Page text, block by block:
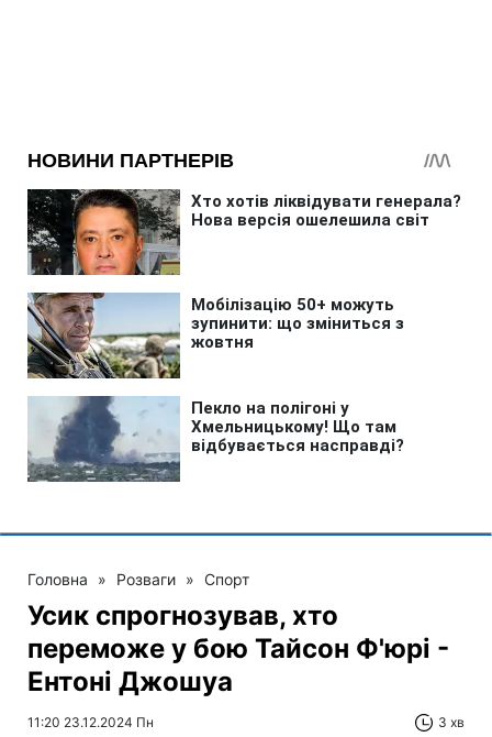
Головна » Розваги » Спорт
Усик спрогнозував, хто
переможе у бою Тайсон Ф'юрі -
Ентоні Джошуа
11:20 23.12.2024 Пн 3 хв